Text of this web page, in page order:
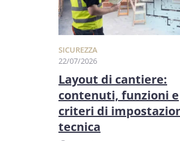
SICUREZZA
22/07/2026
Layout di cantiere:
contenuti, funzioni e
criteri di
tecnica